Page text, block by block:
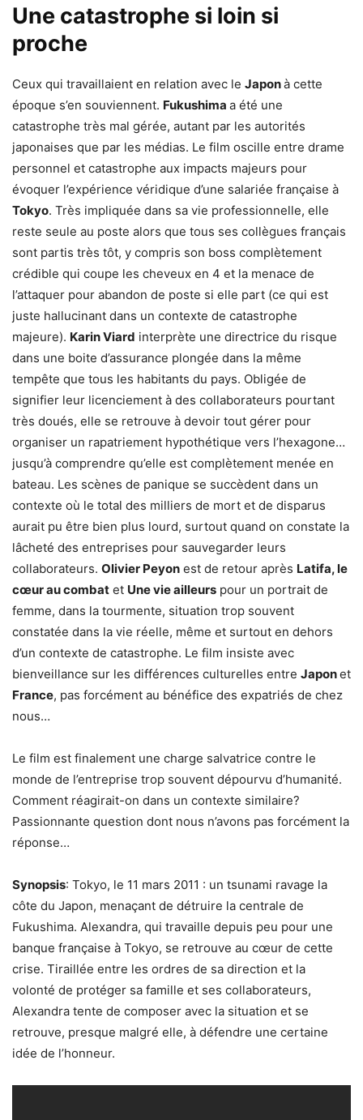
Une catastrophe si loin si
proche
Ceux qui travaillaient en relation avec le Japonà cette
époque s’en souviennent. Fukushima a été une
catastrophe très mal gérée, autant par les autorités
japonaises que par les médias. Le film oscille entre drame
personnel et catastrophe aux impacts majeurs pour
évoquer l’expérience véridique d’une salariée française à
Tokyo. Très impliquée dans sa vie professionnelle, elle
reste seule au poste alors que tous ses collègues français
sont partis très tôt, y compris son boss complètement
crédible qui coupe les cheveux en 4 et la menace de
l’attaquer pour abandon de poste si elle part (ce qui est
juste hallucinant dans un contexte de catastrophe
majeure). Karin Viard interprète une directrice du risque
dans une boite d’assurance plongée dans la même
tempête que tous les habitants du pays. Obligée de
signifier leur licenciement à des collaborateurs pourtant
très doués, elle se retrouve à devoir tout gérer pour
organiser un rapatriement hypothétique vers l’hexagone…
jusqu’à comprendre qu’elle est complètement menée en
bateau. Les scènes de panique se succèdent dans un
contexte où le total des milliers de mort et de disparus
aurait pu être bien plus lourd, surtout quand on constate la
lâcheté des entreprises pour sauvegarder leurs
collaborateurs. Olivier Peyon est de retour après Latifa, le
cœur au combat et Une vie ailleurs pour un portrait de
femme, dans la tourmente, situation trop souvent
constatée dans la vie réelle, même et surtout en dehors
d’un contexte de catastrophe. Le film insiste avec
bienveillance sur les différences culturelles entre Japonet
France, pas forcément au bénéfice des expatriés de chez
nous…
Le film est finalement une charge salvatrice contre le
monde de l’entreprise trop souvent dépourvu d’humanité.
Comment réagirait-on dans un contexte similaire?
Passionnante question dont nous n’avons pas forcément la
réponse…
Synopsis: Tokyo, le 11 mars 2011 : un tsunami ravage la
côte du Japon, menaçant de détruire la centrale de
Fukushima. Alexandra, qui travaille depuis peu pour une
banque française à Tokyo, se retrouve au cœur de cette
crise. Tiraillée entre les ordres de sa direction et la
volonté de protéger sa famille et ses collaborateurs,
Alexandra tente de composer avec la situation et se
retrouve, presque malgré elle, à défendre une certaine
idée de l’honneur.